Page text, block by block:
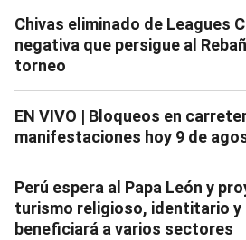
Chivas eliminado de Leagues
negativa que persigue al
torneo
EN VIVO | Bloqueos en
manifestaciones hoy 9 de
Perú espera al Papa León y
turismo religioso, identitario y
beneficiará a varios sectores